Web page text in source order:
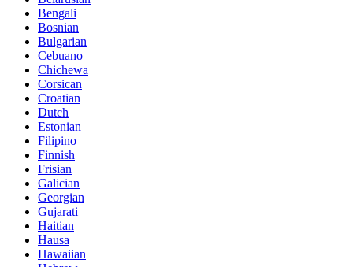
Bengali
Bosnian
Bulgarian
Cebuano
Chichewa
Corsican
Croatian
Dutch
Estonian
Filipino
Finnish
Frisian
Galician
Georgian
Gujarati
Haitian
Hausa
Hawaiian